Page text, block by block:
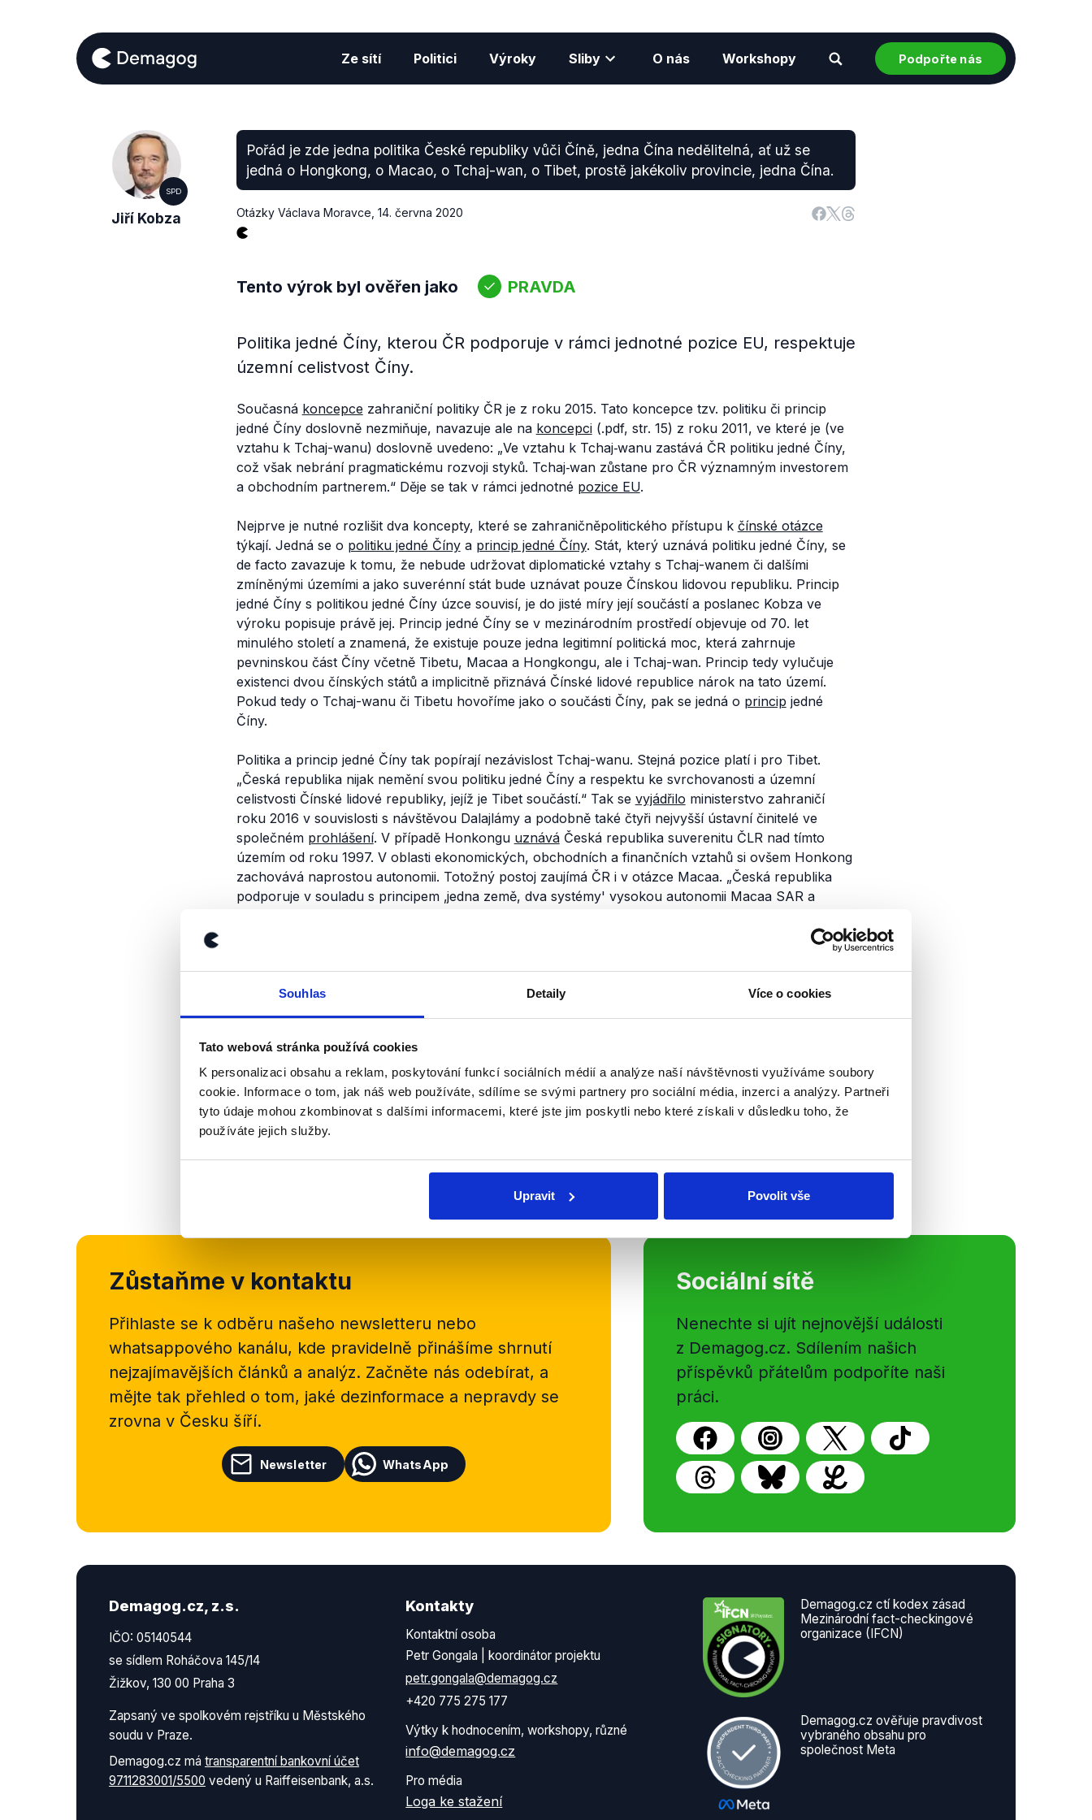
Souhlas Detaily Více o cookies
Tato webová stránka používá cookies
K personalizaci obsahu a reklam, poskytování funkcí sociálních médií a analýze naší návštěvnosti využíváme soubory
cookie. Informace o tom, jak náš web používáte, sdílíme se svými partnery pro sociální média, inzerci a analýzy. Partneři
tyto údaje mohou zkombinovat s dalšími informacemi, které jste jim poskytli nebo které získali v důsledku toho, že
používáte jejich služby.
Upravit Povolit vše
Ze sítí Politici Výroky Sliby O nás Workshopy Podpořte nás
SPD
Jiří Kobza
Pořád je zde jedna politika České republiky vůči Číně, jedna Čína nedělitelná, ať už se
jedná o Hongkong, o Macao, o Tchaj-wan, o Tibet, prostě jakékoliv provincie, jedna Čína.
Otázky Václava Moravce 14. června 2020
Tento výrok byl ověřen jako PRAVDA
Politika jedné Číny, kterou ČR podporuje v rámci jednotné pozice EU, respektuje
územní celistvost Číny.
Současná koncepce zahraniční politiky ČR je z roku 2015. Tato koncepce tzv. politiku či princip
jedné Číny doslovně nezmiňuje, navazuje ale na koncepci(.pdf, str. 15) z roku 2011, ve které je (ve
vztahu k Tchaj-wanu) doslovně uvedeno: „Ve vztahu k Tchaj‐wanu zastává ČR politiku jedné Číny,
což však nebrání pragmatickému rozvoji styků. Tchaj‐wan zůstane pro ČR významným investorem
a obchodním partnerem.“ Děje se tak v rámci jednotné pozice EU.
Nejprve je nutné rozlišit dva koncepty, které se zahraničněpolitického přístupu k čínské otázce
týkají. Jedná se o politiku jedné Čínya princip jedné Číny. Stát, který uznává politiku jedné Číny, se
de facto zavazuje k tomu, že nebude udržovat diplomatické vztahy s Tchaj-wanem či dalšími
zmíněnými územími a jako suverénní stát bude uznávat pouze Čínskou lidovou republiku. Princip
jedné Číny s politikou jedné Číny úzce souvisí, je do jisté míry její součástí a poslanec Kobza ve
výroku popisuje právě jej. Princip jedné Číny se v mezinárodním prostředí objevuje od 70. let
minulého století a znamená, že existuje pouze jedna legitimní politická moc, která zahrnuje
pevninskou část Číny včetně Tibetu, Macaa a Hongkongu, ale i Tchaj-wan. Princip tedy vylučuje
existenci dvou čínských států a implicitně přiznává Čínské lidové republice nárok na tato území.
Pokud tedy o Tchaj-wanu či Tibetu hovoříme jako o součásti Číny, pak se jedná o princip jedné
Číny.
Politika a princip jedné Číny tak popírají nezávislost Tchaj-wanu. Stejná pozice platí i pro Tibet.
„Česká republika nijak nemění svou politiku jedné Číny a respektu ke svrchovanosti a územní
celistvosti Čínské lidové republiky, jejíž je Tibet součástí.“Tak se vyjádřilo ministerstvo zahraničí
roku 2016 v souvislosti s návštěvou Dalajlámy a podobně také čtyři nejvyšší ústavní činitelé ve
společném prohlášení. V případě Honkongu uznáváČeská republika suverenitu ČLR nad tímto
územím od roku 1997. V oblasti ekonomických, obchodních a finančních vztahů si ovšem Honkong
zachovává naprostou autonomii. Totožný postoj zaujímá ČR i v otázce Macaa. „Česká republika
podporuje v souladu s principem ‚jedna země, dva systémy' vysokou autonomii Macaa SAR a
OVĚŘENO
Cesty na východ: Petříček, Kobza a
7. července 2020
Cesta na Tchaj-wan, vztahy s Čínou, záhadný dopis.
Se zahraniční tématikou se v Otázkách Václava
Zůstaňme v kontaktu
Přihlaste se k odběru našeho newsletteru nebo
whatsappového kanálu, kde pravidelně přinášíme shrnutí
nejzajímavějších článků a analýz. Začněte nás odebírat, a
mějte tak přehled o tom, jaké dezinformace a nepravdy se
zrovna v Česku šíří.
Newsletter WhatsApp
Sociální sítě
Nenechte si ujít nejnovější události
z Demagog.cz. Sdílením našich
příspěvků přátelům podpoříte naši
práci.
Demagog.cz, z.s.
IČO: 05140544
se sídlem Roháčova 145/14
Žižkov, 130 00 Praha 3
Zapsaný ve spolkovém rejstříku u Městského
soudu v Praze.
Demagog.cz má transparentní bankovní účet
9711283001/5500 vedený u Raiffeisenbank, a.s.
Kontakty
Kontaktní osoba
Petr Gongala | koordinátor projektu
petr.gongala@demagog.cz
+420 775 275 177
Výtky k hodnocením, workshopy, různé
info@demagog.cz
Pro média
Loga ke stažení
Demagog.cz ctí kodex zásad
Mezinárodní fact-checkingové
organizace (IFCN)
Demagog.cz ověřuje pravdivost
vybraného obsahu pro
společnost Meta